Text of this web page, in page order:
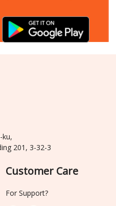
ku,
201, 3-32-3
Customer Care
For Support?